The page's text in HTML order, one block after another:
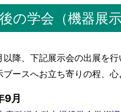
後の学会（機器展
降、下記展示会の出展を行
ースへお立ち寄りの程、心
月